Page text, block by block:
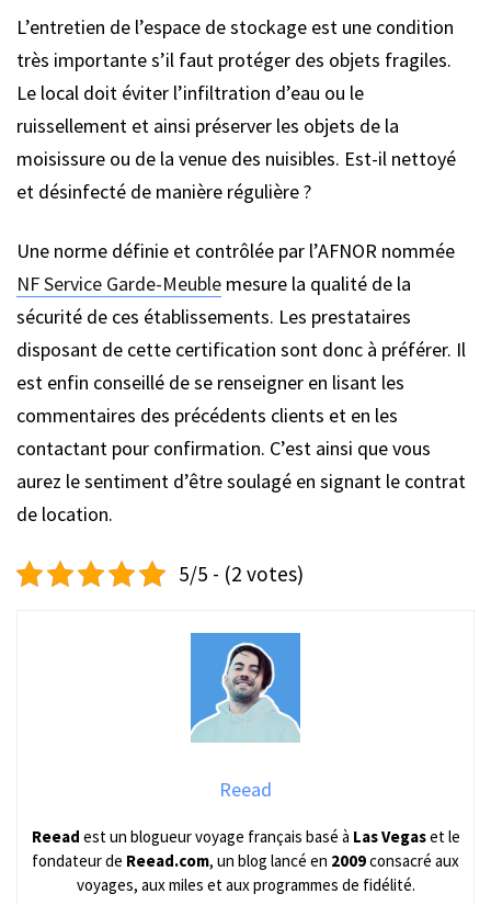
L’entretien de l’espace de stockage est une condition
très importante s’il faut protéger des objets fragiles.
Le local doit éviter l’infiltration d’eau ou le
ruissellement et ainsi préserver les objets de la
moisissure ou de la venue des nuisibles. Est-il nettoyé
et désinfecté de manière régulière ?
Une norme définie et contrôlée par l’AFNOR nommée
NF Service Garde-Meuble mesure la qualité de la
sécurité de ces établissements. Les prestataires
disposant de cette certification sont donc à préférer. Il
est enfin conseillé de se renseigner en lisant les
commentaires des précédents clients et en les
contactant pour confirmation. C’est ainsi que vous
aurez le sentiment d’être soulagé en signant le contrat
de location.
5/5 - (2 votes)
Reead
Reead est un blogueur voyage français basé à Las Vegaset le
fondateur de Reead.com, un blog lancé en 2009consacré aux
voyages, aux miles et aux programmes de fidélité.